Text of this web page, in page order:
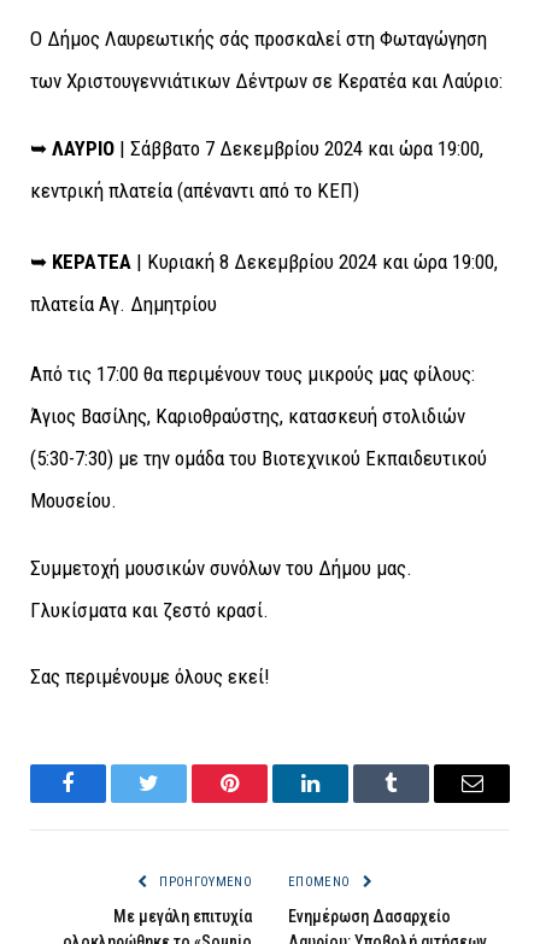
Ο Δήμος Λαυρεωτικής σάς προσκαλεί στη Φωταγώγηση
των Χριστουγεννιάτικων Δέντρων σε Κερατέα και Λαύριο:
➥ ΛΑΥΡΙΟ | Σάββατο 7 Δεκεμβρίου 2024 και ώρα 19:00,
κεντρική πλατεία (απέναντι από το ΚΕΠ)
➥ ΚΕΡΑΤΕΑ | Κυριακή 8 Δεκεμβρίου 2024 και ώρα 19:00,
πλατεία Αγ. Δημητρίου
Από τις 17:00 θα περιμένουν τους μικρούς μας φίλους:
Άγιος Βασίλης, Καριοθραύστης, κατασκευή στολιδιών
(5:30-7:30) με την ομάδα του Βιοτεχνικού Εκπαιδευτικού
Μουσείου.
Συμμετοχή μουσικών συνόλων του Δήμου μας.
Γλυκίσματα και ζεστό κρασί.
Σας περιμένουμε όλους εκεί!
FacebookTwitter Pinterest LinkedInTumblr Email
ΠΡΟΗΓΟΎΜΕΝΟ
Με μεγάλη επιτυχία
ΕΠΌΜΕΝΟ
Ενημέρωση Δασαρχείο